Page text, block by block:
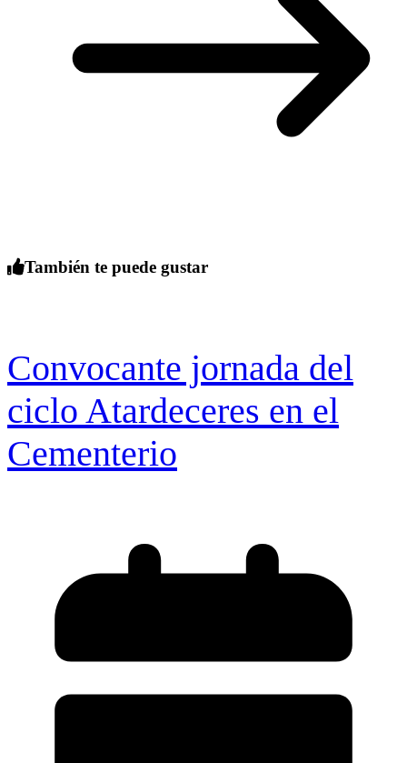
También te puede gustar
Convocante jornada del
ciclo Atardeceres en el
Cementerio